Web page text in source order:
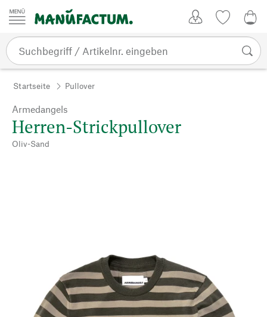
Zum Inhalt springen
Startseite Pullover
Armedangels
Herren-Strickpullover
Oliv-Sand